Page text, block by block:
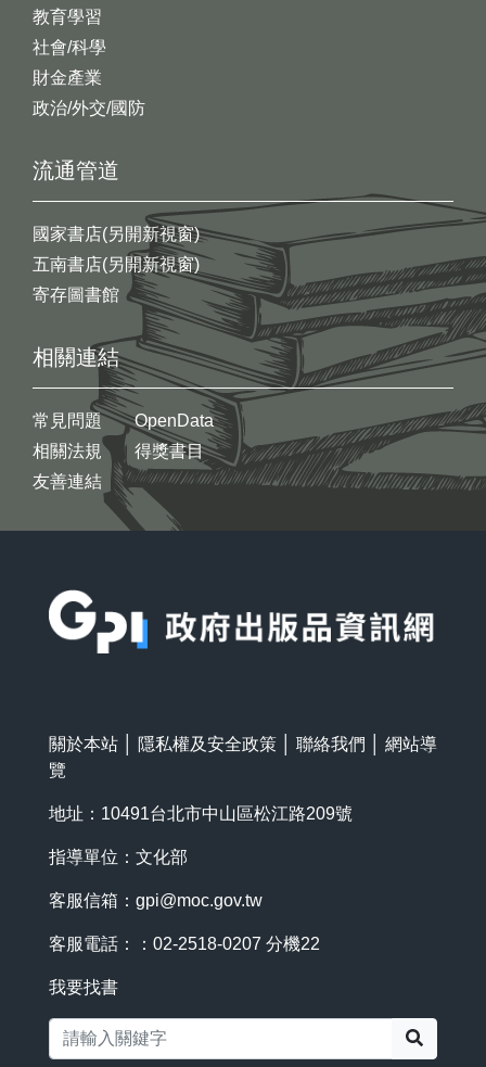
教育學習
社會/科學
財金產業
政治/外交/國防
流通管道
國家書店(另開新視窗)
五南書店(另開新視窗)
寄存圖書館
相關連結
常見問題
相關法規
友善連結
OpenData
得獎書目
關於本站 隱私權及安全政策 聯絡我們
網站導
覽
地址：10491台北市中山區松江路209號
指導單位：文化部
客服信箱： gpi@moc.gov.tw
客服電話：：02-2518-0207 分機22
我要找書